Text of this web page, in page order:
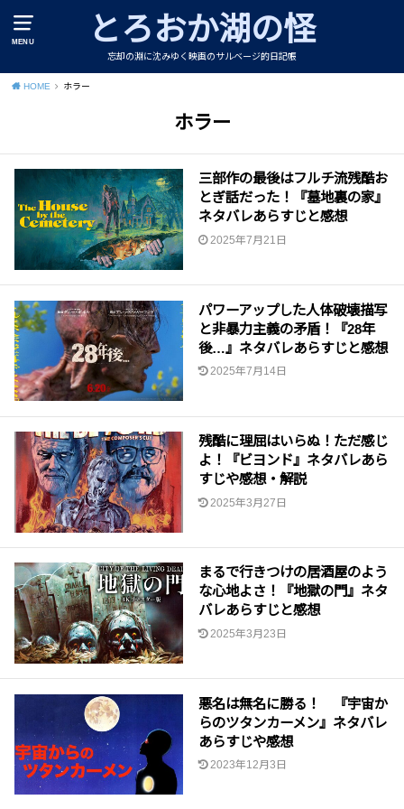
MENU とろおか湖の怪
忘却の淵に沈みゆく映画のサルベージ的日記帳
HOME ホラー
ホラー
三部作の最後はフルチ流残酷お
とぎ話だった！『墓地裏の家』
ネタバレあらすじと感想
2025年7月21日
パワーアップした人体破壊描写
と非暴力主義の矛盾！『28年
後…』ネタバレあらすじと感想
2025年7月14日
残酷に理屈はいらぬ！ただ感じ
よ！『ビヨンド』ネタバレあら
すじや感想・解説
2025年3月27日
まるで行きつけの居酒屋のよう
な心地よさ！『地獄の門』ネタ
バレあらすじと感想
2025年3月23日
悪名は無名に勝る！ 『宇宙か
らのツタンカーメン』ネタバレ
あらすじや感想
2023年12月3日